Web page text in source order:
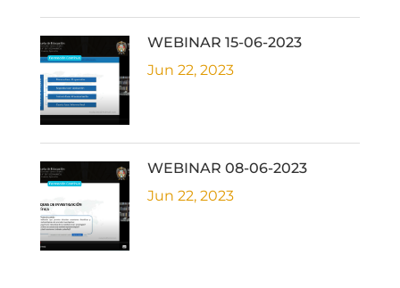
WEBINAR 15-06-2023
Jun 22, 2023
WEBINAR 08-06-2023
Jun 22, 2023